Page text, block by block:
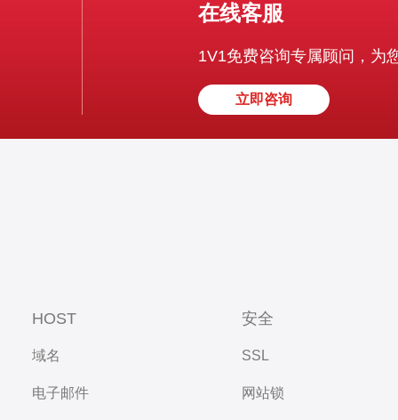
在线客服
1V1免费咨询专属顾问，为
立即咨询
HOST
域名
电子邮件
安全
SSL
网站锁